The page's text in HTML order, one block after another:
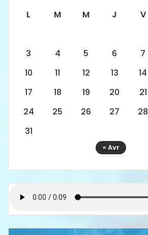
L
M M J V
3
4 5 6 7
10
11 12 13 14
17
18 19 20 21
24
25 26 27 28
31
« Avr